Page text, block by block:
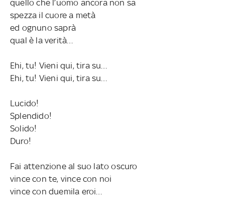
quello che l’uomo ancora non sa
spezza il cuore a metà
ed ognuno saprà
qual è la verità…
Ehi, tu! Vieni qui, tira su…
Ehi, tu! Vieni qui, tira su…
Lucido!
Splendido!
Solido!
Duro!
Fai attenzione al suo lato oscuro
vince con te, vince con noi
vince con duemila eroi…